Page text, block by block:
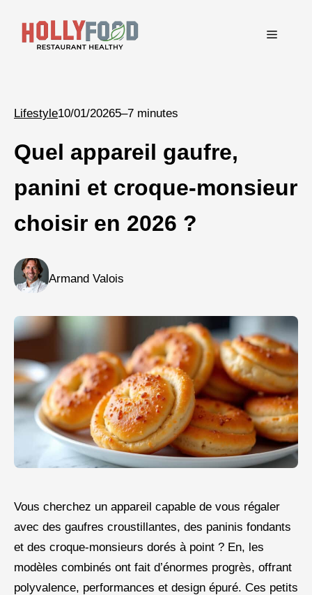
contenu
Menu
Lifestyle10/01/20265–7 minutes
Quel appareil gaufre,
panini et croque-monsieur
choisir en 2026 ?
Armand Valois
Vous cherchez un appareil capable de vous régaler
avec des gaufres croustillantes, des paninis fondants
et des croque-monsieurs dorés à point ? En, les
modèles combinés ont fait d’énormes progrès, offrant
polyvalence, performances et design épuré. Ces petits